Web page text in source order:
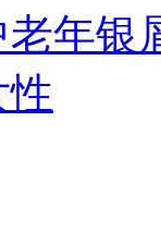
老年银
性